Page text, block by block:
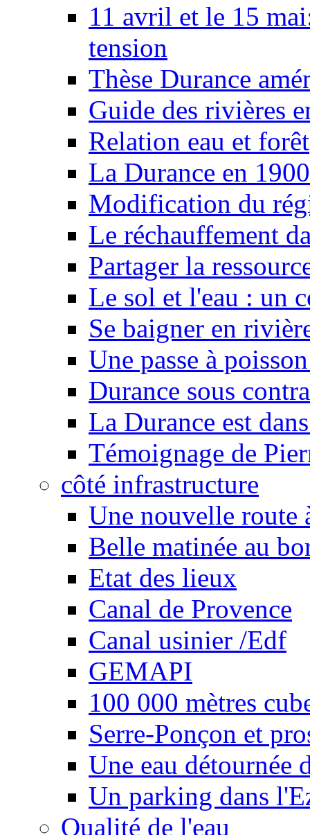
11 avril et le 15
tension
Thèse Durance
Guide des rivières
Relation eau et forêt
La Durance en 1900
Modification du
Le réchauffement
Partager la
Le sol et l'eau : un
Se baigner en
Une passe à
Durance sous
La Durance est
Témoignage de
côté infrastructure
Une nouvelle route
Belle matinée au
Etat des lieux
Canal de Provence
Canal usinier /Edf
GEMAPI
100 000 mètres
Serre-Ponçon et
Une eau détournée
Un parking dans
Qualité de l'eau